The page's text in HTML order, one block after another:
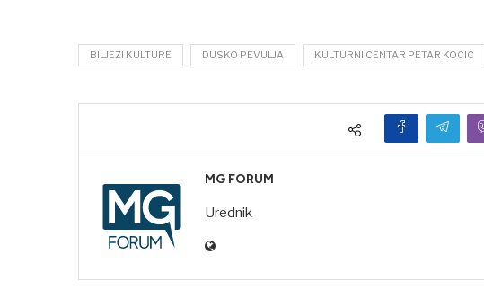
BILJEZI KULTURE DUSKO PEVULJA KULTURNI CENTAR PETAR KOCIC
MG FORUM
Urednik